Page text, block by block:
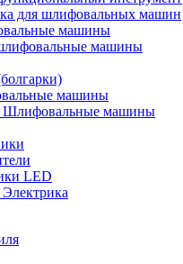
для шлифовальных машин
машины
машины
машины
Шлифовальные машины
LED
Электрика